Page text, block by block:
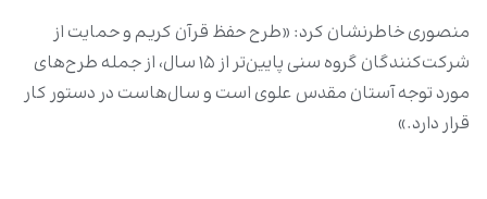
منصوری خاطرنشان کرد: «طرح حفظ قرآن کریم و حمایت از
شرکت‌کنندگان گروه سنی پایین‌تر از ۱۵ سال، از جمله طرح‌های
مورد توجه آستان مقدس علوی است و سال‌هاست در دستور کار
قرار دارد.»